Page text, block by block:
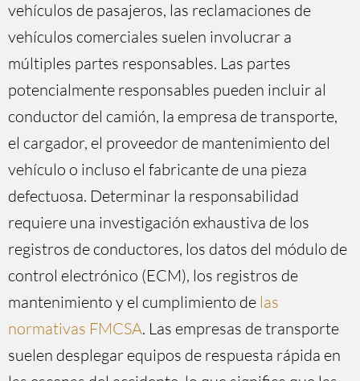
vehículos de pasajeros, las reclamaciones de
vehículos comerciales suelen involucrar a
múltiples partes responsables. Las partes
potencialmente responsables pueden incluir al
conductor del camión, la empresa de transporte,
el cargador, el proveedor de mantenimiento del
vehículo o incluso el fabricante de una pieza
defectuosa. Determinar la responsabilidad
requiere una investigación exhaustiva de los
registros de conductores, los datos del módulo de
control electrónico (ECM), los registros de
mantenimiento y el cumplimiento de las
normativas FMCSA. Las empresas de transporte
suelen desplegar equipos de respuesta rápida en